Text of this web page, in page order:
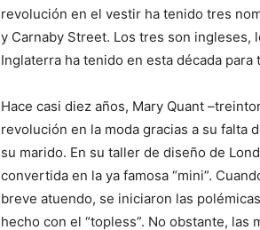
revolución en el vestir ha tenido tres
y Carnaby Street. Los tres son ingleses,
Inglaterra ha tenido en esta década
Hace casi diez años, Mary Quant
revolución en la moda gracias a su falta
su marido. En su taller de diseño de
convertida en la ya famosa “mini”.
breve atuendo, se iniciaron las
hecho con el “topless”. No obstante,